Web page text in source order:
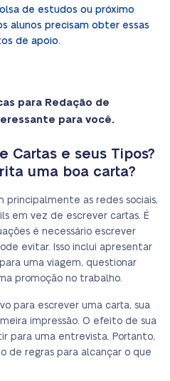
de estudos ou próximo
alunos precisam obter essas
de apoio.
para Redação de
para você.
Cartas e seus Tipos?
uma boa carta?
principalmente as redes sociais,
em vez de escrever cartas. É
é necessário escrever
evitar. Isso inclui apresentar
uma viagem, questionar
promoção no trabalho.
para escrever uma carta, sua
impressão. O efeito de sua
para uma entrevista. Portanto,
de regras para alcançar o que